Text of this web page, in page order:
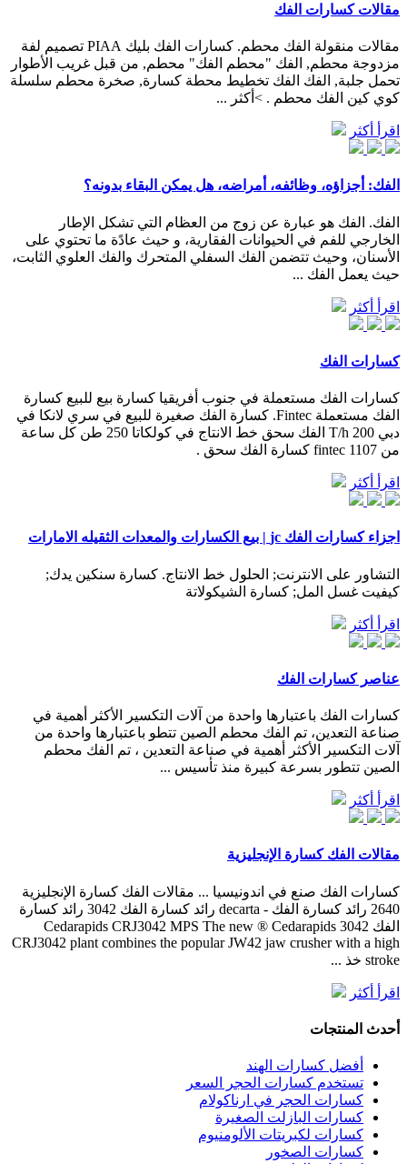
مقالات كسارات الفك
مقالات منقولة الفك محطم. كسارات الفك بليك PIAA تصميم لفة
مزدوجة محطم, الفك "محطم الفك" محطم, من قبل غريب الأطوار
تحمل جلبة, الفك الفك تخطيط محطة كسارة, صخرة محطم سلسلة
كوي كين الفك محطم . >أكثر ...
اقرأ أكثر
الفك: أجزاؤه، وظائفه، أمراضه، هل يمكن البقاء بدونه؟
الفك. الفك هو عبارة عن زوج من العظام التي تشكل الإطار
الخارجي للفم في الحيوانات الفقارية، و حيث عادًة ما تحتوي على
الأسنان، وحيث تتضمن الفك السفلي المتحرك والفك العلوي الثابت،
حيث يعمل الفك ...
اقرأ أكثر
كسارات الفك
كسارات الفك مستعملة في جنوب أفريقيا كسارة بيع للبيع كسارة
الفك مستعملة Fintec. كسارة الفك صغيرة للبيع في سري لانكا في
دبي 200 T/h الفك سحق خط الانتاج في كولكاتا 250 طن كل ساعة
من fintec 1107 كسارة الفك سحق .
اقرأ أكثر
اجزاء كسارات الفك jc | بيع الكسارات والمعدات الثقيله الامارات
التشاور على الانترنت; الحلول خط الانتاج. كسارة سنكين يدك;
كيفيت غسل المل; كسارة الشيكولاتة
اقرأ أكثر
عناصر كسارات الفك
كسارات الفك باعتبارها واحدة من آلات التكسير الأكثر أهمية في
صناعة التعدين، تم الفك محطم الصين تتطو باعتبارها واحدة من
آلات التكسير الأكثر أهمية في صناعة التعدين ، تم الفك محطم
الصين تتطور بسرعة كبيرة منذ تأسيس ...
اقرأ أكثر
مقالات الفك كسارة الإنجليزية
كسارات الفك صنع في اندونيسيا ... مقالات الفك كسارة الإنجليزية
2640 رائد كسارة الفك - decarta رائد كسارة الفك 3042 رائد كسارة
الفك 3042 Cedarapids CRJ3042 MPS The new ® Cedarapids
CRJ3042 plant combines the popular JW42 jaw crusher with a high
stroke خذ ...
اقرأ أكثر
أحدث المنتجات
أفضل كسارات الهند
تستخدم كسارات الحجر السعر
كسارات الحجر في ارناكولام
كسارات البازلت الصغيرة
كسارات لكبريتات الألومنيوم
كسارات الصخور